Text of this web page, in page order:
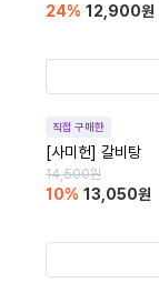
24% 12,900원
직접 구매한
[사미헌] 갈비탕
14,500원
10% 13,050원